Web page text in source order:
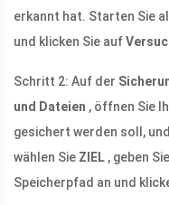
erkannt hat. Starten Sie
und klicken Sie auf
Schritt 2: Auf der
und Dateien , öffnen Sie
gesichert werden soll,
wählen Sie ZIEL , geben
Speicherpfad an und